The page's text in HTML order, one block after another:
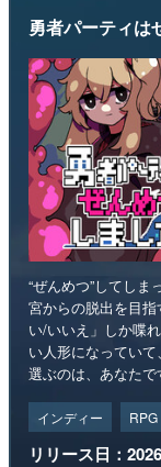
勇者パーティは
“ぜんめつ”してし
宮からの脱出を目
い/いいえ」しか喋
い人形になってい
選ぶのは、あなたで
インディー RPG
リリース日：